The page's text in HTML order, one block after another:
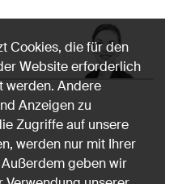
Cookies, die für den
Website erforderlich
werden. Andere
Anzeigen zu
Zugriffe auf unsere
werden nur mit Ihrer
geben wir